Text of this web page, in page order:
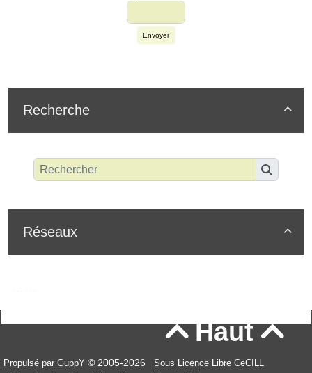
Envoyer

Recherche

Réseaux
Haut
Propulsé par GuppY © 2005-2026
Sous Licence Libre CeCILL